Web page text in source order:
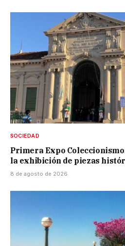
SOCIEDAD
Primera Expo
la exhibición de piezas
8 de agosto de 2026